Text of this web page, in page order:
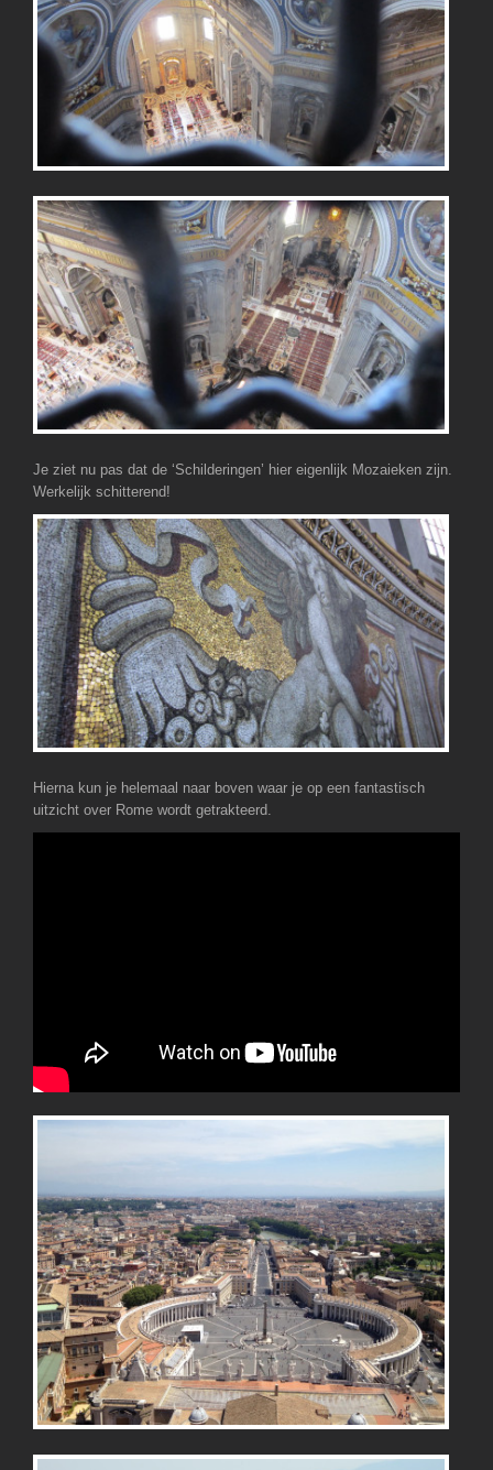
Je ziet nu pas dat de ‘Schilderingen’ hier eigenlijk Mozaieken zijn.
Werkelijk schitterend!
Hierna kun je helemaal naar boven waar je op een fantastisch
uitzicht over Rome wordt getrakteerd.